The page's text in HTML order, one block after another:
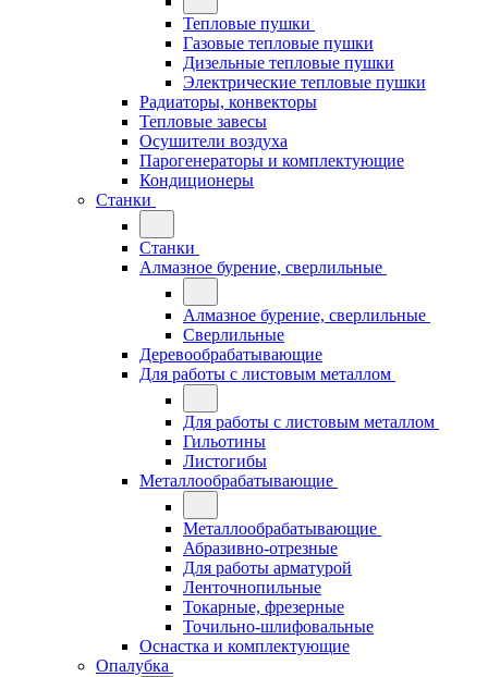
Тепловые пушки
Газовые тепловые пушки
Дизельные тепловые пушки
Электрические тепловые пушки
Радиаторы, конвекторы
Тепловые завесы
Осушители воздуха
Парогенераторы и комплектующие
Кондиционеры
Станки
Станки
Алмазное бурение, сверлильные
Алмазное бурение, сверлильные
Сверлильные
Деревообрабатывающие
Для работы с листовым металлом
Для работы с листовым металлом
Гильотины
Листогибы
Металлообрабатывающие
Металлообрабатывающие
Абразивно-отрезные
Для работы арматурой
Ленточнопильные
Токарные, фрезерные
Точильно-шлифовальные
Оснастка и комплектующие
Опалубка